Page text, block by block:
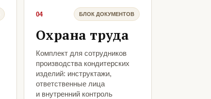
04 БЛОК ДОКУМЕНТОВ
Охрана труда
Комплект для сотрудников
производства кондитерских
изделий: инструктажи,
ответственные лица
и внутренний контроль